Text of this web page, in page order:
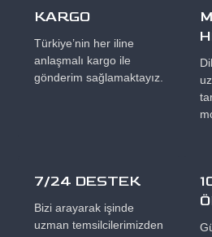
KARGO
Türkiye’nin her iline
anlaşmalı kargo ile
gönderim sağlamaktayız.
7/24 DESTEK
Bizi arayarak işinde
uzman temsilcilerimizden